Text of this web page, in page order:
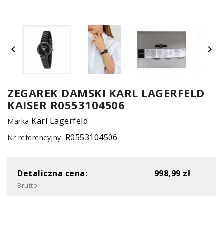
 
ZEGAREK DAMSKI KARL LAGERFELD
KAISER R0553104506
Marka Karl Lagerfeld
Nr referencyjny: R0553104506
Detaliczna cena: 998,99 zł
Brutto